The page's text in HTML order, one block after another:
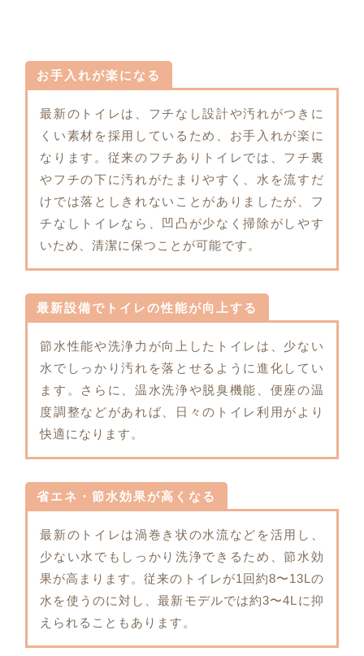
お手入れが楽になる
最新のトイレは、フチなし設計や汚れがつきに
くい素材を採用しているため、お手入れが楽に
なります。従来のフチありトイレでは、フチ裏
やフチの下に汚れがたまりやすく、水を流すだ
けでは落としきれないことがありましたが、フ
チなしトイレなら、凹凸が少なく掃除がしやす
いため、清潔に保つことが可能です。
最新設備でトイレの性能が向上する
節水性能や洗浄力が向上したトイレは、少ない
水でしっかり汚れを落とせるように進化してい
ます。さらに、温水洗浄や脱臭機能、便座の温
度調整などがあれば、日々のトイレ利用がより
快適になります。
省エネ・節水効果が高くなる
最新のトイレは渦巻き状の水流などを活用し、
少ない水でもしっかり洗浄できるため、節水効
果が高まります。従来のトイレが1回約8〜13Lの
水を使うのに対し、最新モデルでは約3〜4Lに抑
えられることもあります。